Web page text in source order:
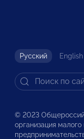
Русский English
© 2023
организация малого